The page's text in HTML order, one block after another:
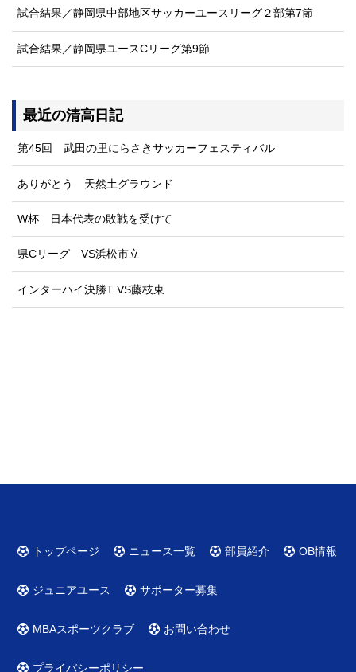
試合結果／静岡県中部地区サッカーユースリーグ２部第7節
試合結果／静岡県ユースCリーグ第9節
最近の清高日記
第45回 武田の里にらさきサッカーフェスティバル
ありがとう 天然土グラウンド
W杯 日本代表の敗戦を受けて
県Cリーグ VS浜松市立
インターハイ決勝T VS藤枝東
トップページ ニュース一覧 部員紹介 OB情報
ジュニアユース サポーター募集
MBAスポーツクラブ お問い合わせ
プライバシーポリシー